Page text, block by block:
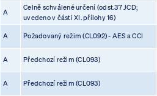
A
Celně schválené určení (odst.37 JCD;
uvedeno v části XI. přílohy 16)
A Požadovaný režim (CL092) - AES a CCI
A Předchozí režim (CL093)
A Předchozí režim (CL093)